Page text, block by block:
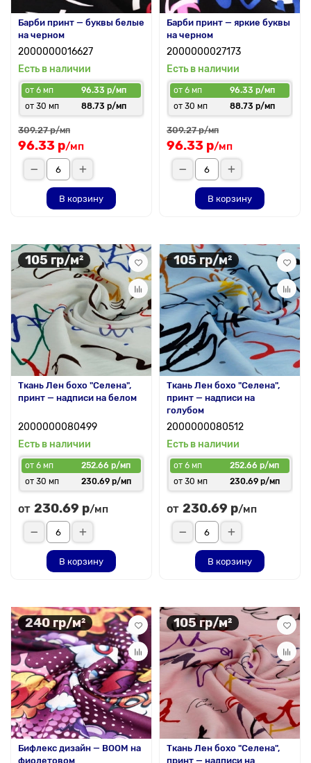
Барби принт — буквы белые
на черном
2000000016627
Есть в наличии
от 6 мп
96.33 р/мп
от 30 мп
88.73 р/мп
309.27 р/мп
96.33 р/мп
В корзину
Барби принт — яркие буквы
на черном
2000000027173
Есть в наличии
от 6 мп
96.33 р/мп
от 30 мп
88.73 р/мп
309.27 р/мп
96.33 р/мп
В корзину
105 гр/м²
Ткань Лен бохо "Селена",
принт — надписи на белом
2000000080499
Есть в наличии
от 6 мп
252.66 р/мп
от 30 мп
230.69 р/мп
от 230.69 р/мп
В корзину
105 гр/м²
Ткань Лен бохо "Селена",
принт — надписи на
голубом
2000000080512
Есть в наличии
от 6 мп
252.66 р/мп
от 30 мп
230.69 р/мп
от 230.69 р/мп
В корзину
240 гр/м²
Бифлекс дизайн — BOOM на
фиолетовом
105 гр/м²
Ткань Лен бохо "Селена",
принт — надписи на